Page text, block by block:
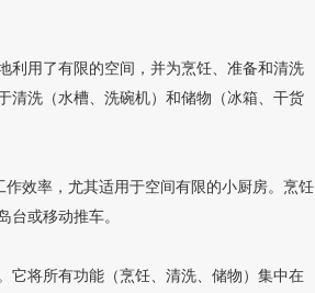
地利用了有限的空间，并为烹饪、准备和清洗
清洗（水槽、洗碗机）和储物（冰箱、干货
效率，尤其适用于空间有限的小厨房。烹饪
台或移动推车。
它将所有功能（烹饪、清洗、储物）集中在